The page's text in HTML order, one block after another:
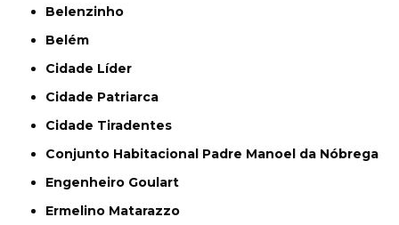
Belenzinho
Belém
Cidade Líder
Cidade Patriarca
Cidade Tiradentes
Conjunto Habitacional Padre Manoel da Nóbrega
Engenheiro Goulart
Ermelino Matarazzo